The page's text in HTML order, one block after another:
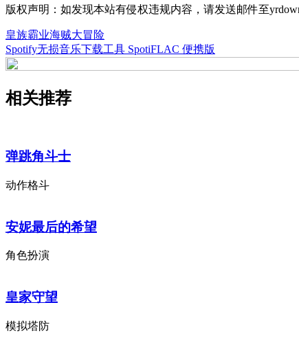
版权声明：如发现本站有侵权违规内容，请发送邮件至
皇族霸业海贼大冒险
Spotify无损音乐下载工具 SpotiFLAC 便携版
相关推荐
弹跳角斗士
动作格斗
安妮最后的希望
角色扮演
皇家守望
模拟塔防